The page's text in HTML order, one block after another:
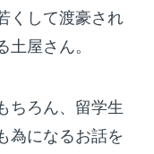
くして渡豪され
屋さん。
ちろん、留学生
為になるお話を